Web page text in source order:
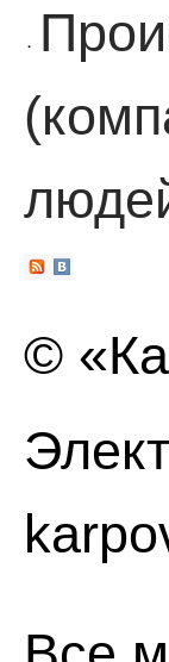
·
©